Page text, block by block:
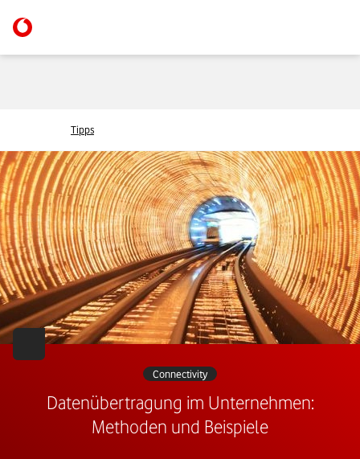
Tipps
Connectivity
Datenübertragung im Unternehmen:
Methoden und Beispiele